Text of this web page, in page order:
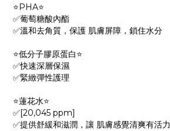
⭐PHA⭐
✅葡萄糖酸內酯
✅溫和去角質，保護 肌膚屏障，鎖住水分
⭐低分子膠原蛋白⭐
✅快速深層保濕
✅緊緻彈性護理
⭐蓮花水⭐
✅[20,045 ppm]
✅提供舒緩和滋潤，讓 肌膚感覺清爽有活力